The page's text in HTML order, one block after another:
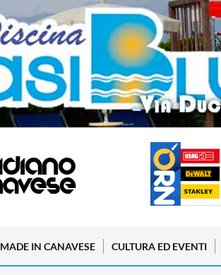
MADE IN CANAVESE CULTURA ED EVENTI